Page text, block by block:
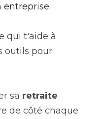
entreprise.
outils pour
sa retraite
de côté chaque